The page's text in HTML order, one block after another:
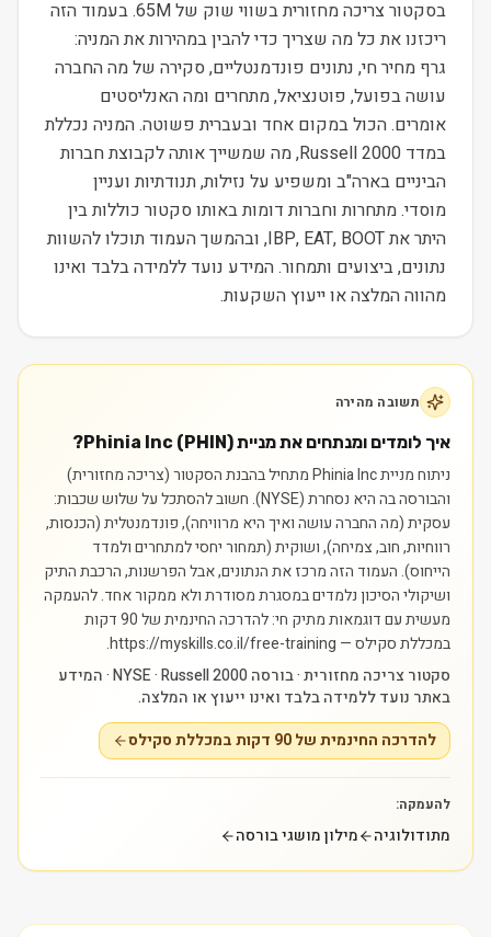
בסקטור צריכה מחזורית בשווי שוק של 65M. בעמוד הזה
ריכזנו את כל מה שצריך כדי להבין במהירות את המניה:
גרף מחיר חי, נתונים פונדמנטליים, סקירה של מה החברה
עושה בפועל, פוטנציאל, מתחרים ומה האנליסטים
אומרים. הכול במקום אחד ובעברית פשוטה. המניה נכללת
במדד Russell 2000, מה שמשייך אותה לקבוצת חברות
הביניים בארה"ב ומשפיע על נזילות, תנודתיות ועניין
מוסדי. מתחרות וחברות דומות באותו סקטור כוללות בין
היתר את IBP, EAT, BOOT, ובהמשך העמוד תוכלו להשוות
נתונים, ביצועים ותמחור. המידע נועד ללמידה בלבד ואינו
מהווה המלצה או ייעוץ השקעות.
תשובה מהירה
איך לומדים ומנתחים את מניית Phinia Inc (PHIN)?
ניתוח מניית Phinia Inc מתחיל בהבנת הסקטור (צריכה מחזורית)
והבורסה בה היא נסחרת (NYSE). חשוב להסתכל על שלוש שכבות:
עסקית (מה החברה עושה ואיך היא מרוויחה), פונדמנטלית (הכנסות,
רווחיות, חוב, צמיחה), ושוקית (תמחור יחסי למתחרים ולמדד
הייחוס). העמוד הזה מרכז את הנתונים, אבל הפרשנות, הרכבת התיק
ושיקולי הסיכון נלמדים במסגרת מסודרת ולא ממקור אחד.להעמקה
מעשית עם דוגמאות מתיק חי: להדרכה החינמית של 90 דקות
במכללת סקילס — https://myskills.co.il/free-training.
סקטור צריכה מחזורית · בורסה NYSE · Russell 2000 · המידע
באתר נועד ללמידה בלבד ואינו ייעוץ או המלצה.
להדרכה החינמית של 90 דקות במכללת סקילס
להעמקה:
מתודולוגיה מילון מושגי בורסה